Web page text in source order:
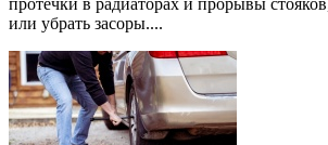
или убрать засоры....